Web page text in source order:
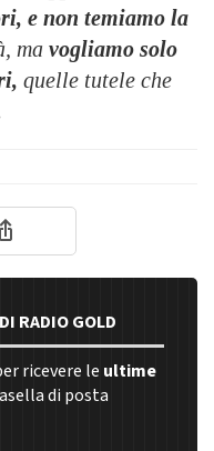
e non temiamo la
ma vogliamo solo
, quelle tutele che
RADIO GOLD
ricevere le ultime
di posta